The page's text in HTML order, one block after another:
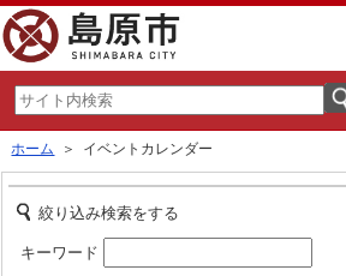
ホーム ＞ イベントカレンダー
絞り込み検索をする
キーワード